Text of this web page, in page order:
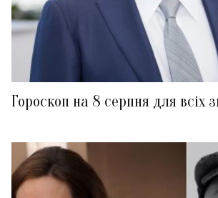
Гороскоп на 8 серпня для всіх